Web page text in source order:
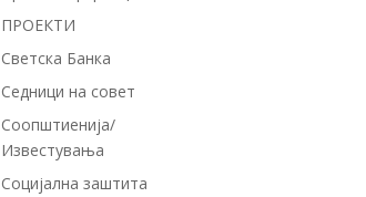
ПРОЕКТИ
Светска Банка
Седници на совет
Соопштиенија/
Известувања
Социјална заштита